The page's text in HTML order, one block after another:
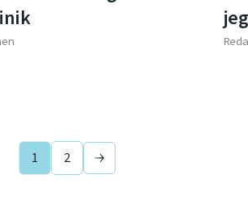
1 2 Next page